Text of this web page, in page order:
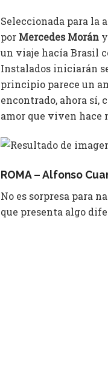
Seleccionada para la
por Mercedes Morán y
un viaje hacía Brasil
Instalados iniciarán
principio parece un
encontrado, ahora sí,
amor que viven hace
ROMA – Alfonso
No es sorpresa para
que presenta algo